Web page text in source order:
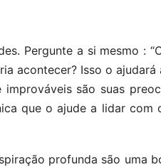
Pergunte a si mesmo :
acontecer? Isso o
​​são suas
que o ajude a lidar com
profunda são uma